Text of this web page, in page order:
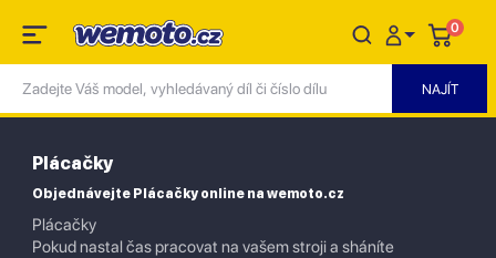
0
Plácačky
Objednávejte Plácačky online na wemoto.cz
Plácačky
Pokud nastal čas pracovat na vašem stroji a sháníte